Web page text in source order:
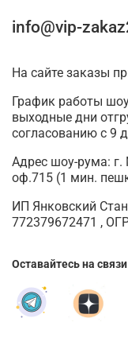
info@vip-
На сайте заказы
График работы
выходные дни
согласованию с 9
Адрес шоу-рума: г.
оф.715 (1 мин.
ИП Янковский
772379672471 ,
Оставайтесь на связи